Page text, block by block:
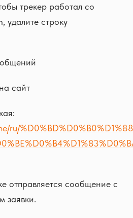
трекер работал со
удалите строку
сайт
ru/
отправляется сообщение с
заявки.